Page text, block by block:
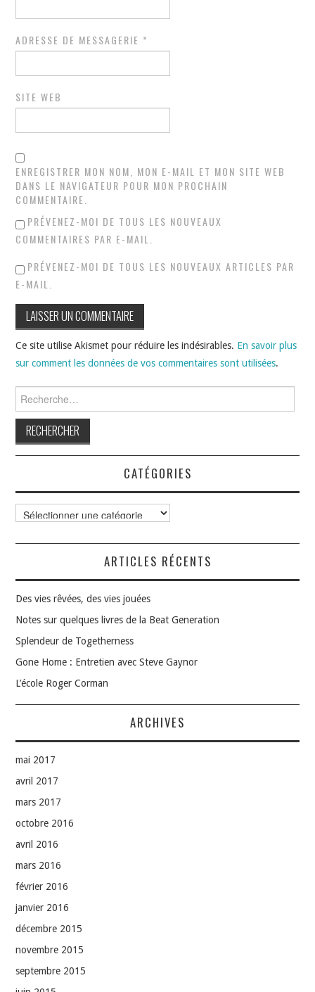
ADRESSE DE MESSAGERIE *
SITE WEB
ENREGISTRER MON NOM, MON E-MAIL ET MON SITE WEB
DANS LE NAVIGATEUR POUR MON PROCHAIN
COMMENTAIRE.
PRÉVENEZ-MOI DE TOUS LES NOUVEAUX
COMMENTAIRES PAR E-MAIL.
PRÉVENEZ-MOI DE TOUS LES NOUVEAUX ARTICLES PAR
E-MAIL.
Ce site utilise Akismet pour réduire les indésirables. En savoir plus
sur comment les données de vos commentaires sont utilisées.
CATÉGORIES
Catégories
ARTICLES RÉCENTS
Des vies rêvées, des vies jouées
Notes sur quelques livres de la Beat Generation
Splendeur de Togetherness
Gone Home : Entretien avec Steve Gaynor
L’école Roger Corman
ARCHIVES
mai 2017
avril 2017
mars 2017
octobre 2016
avril 2016
mars 2016
février 2016
janvier 2016
décembre 2015
novembre 2015
septembre 2015